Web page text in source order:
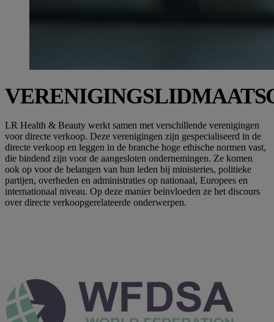
LR Health & Beauty werkt samen met verschillende verenigingen
voor directe verkoop. Deze verenigingen zijn gespecialiseerd in de
directe verkoop en leggen in de branche hoge ethische normen vast,
die bindend zijn voor de aangesloten ondernemingen. Ze komen
ook op voor de belangen van hun leden bij ministeries, politieke
partijen, overheden en administraties op nationaal, Europees en
internationaal niveau. Op deze manier beïnvloeden ze het discours
over directe verkoopgerelateerde onderwerpen.